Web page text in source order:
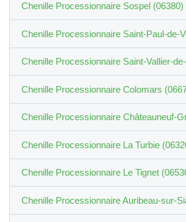
Chenille Processionnaire Sospel (06380)
Chenille Processionnaire Saint-Paul-de-
Chenille Processionnaire Saint-Vallier-
Chenille Processionnaire Colomars
Chenille Processionnaire Châteauneuf-
Chenille Processionnaire La Turbie
Chenille Processionnaire Le Tignet
Chenille Processionnaire Auribeau-sur-